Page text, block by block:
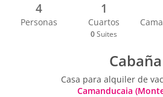
4
Personas
1
Cuartos
0 Suites
Cabaña
Casa para alquiler de
Camanducaia